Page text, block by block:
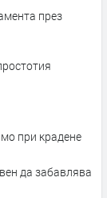
през
при крадене
да забавлява